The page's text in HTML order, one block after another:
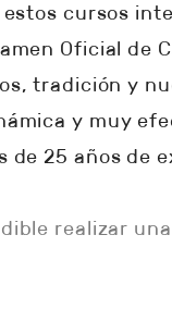
cursos
Oficial de
tradición y
y muy
de 25 años de
realizar una